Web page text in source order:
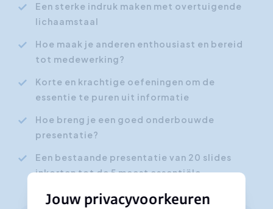
Een sterke indruk maken met overtuigende
lichaamstaal
Hoe maak je anderen enthousiast en bereid
tot medewerking?
Korte en krachtige oefeningen om de
essentie te puren uit informatie
Hoe breng je een goed onderbouwde
presentatie?
Een bestaande presentatie van 20 slides
inkorten tot de 5 meest essentiële
Jouw privacyvoorkeuren